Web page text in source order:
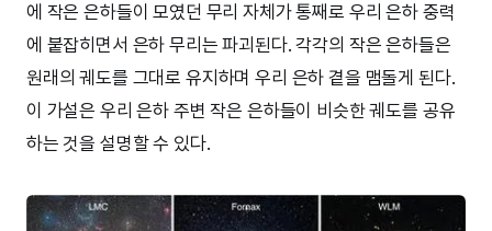
에 작은 은하들이 모였던 무리 자체가 통째로 우리 은하 중력
에 붙잡히면서 은하 무리는 파괴된다. 각각의 작은 은하들은
원래의 궤도를 그대로 유지하며 우리 은하 곁을 맴돌게 된다.
이 가설은 우리 은하 주변 작은 은하들이 비슷한 궤도를 공유
하는 것을 설명할 수 있다.